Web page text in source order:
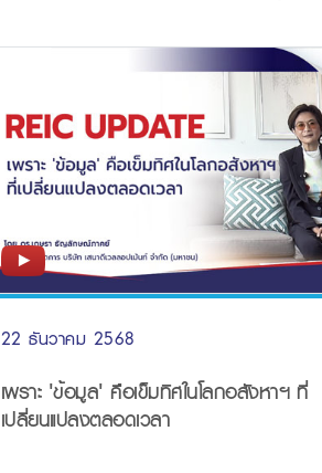
22 ธันวาคม 2568
เพราะ 'ข้อมูล' คือเข็มทิศในโลกอสังหาฯ ที่
เปลี่ยนแปลงตลอดเวลา